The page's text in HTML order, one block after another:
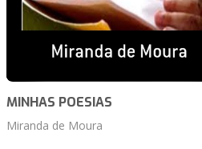
MINHAS POESIAS
Miranda de Moura